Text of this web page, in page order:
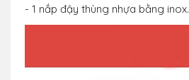
- 1 nắp đậy thùng nhựa bằng inox.